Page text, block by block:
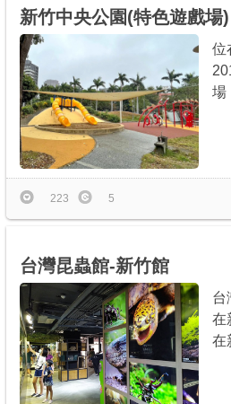
新竹中央公園(特色遊戲場)
位
場
223 5
台灣昆蟲館-新竹館
台
在
在